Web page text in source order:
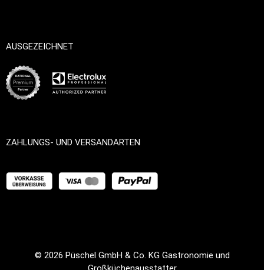
AUSGEZEICHNET
ZAHLUNGS- UND VERSANDARTEN
© 2026 Püschel GmbH & Co. KG Gastronomie und